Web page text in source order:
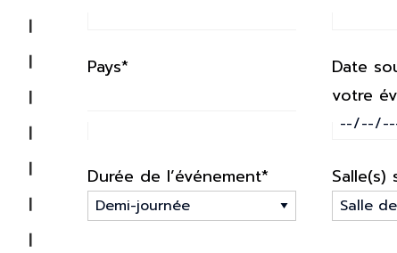
Pays*
Date
votre
Durée de l’événement* Salle(s)